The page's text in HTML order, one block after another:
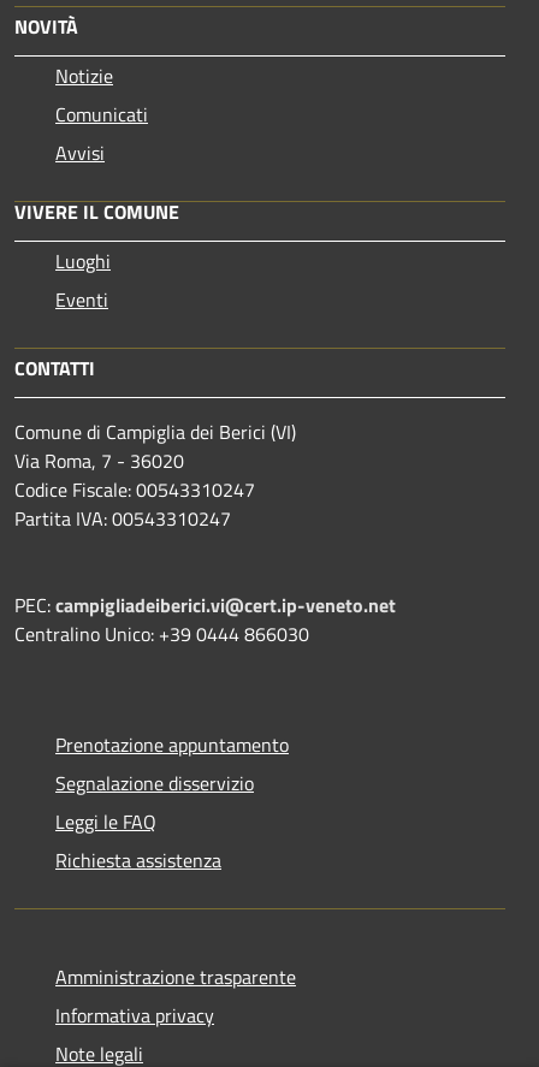
NOVITÀ
Notizie
Comunicati
Avvisi
VIVERE IL COMUNE
Luoghi
Eventi
CONTATTI
Comune di Campiglia dei Berici (VI)
Via Roma, 7 - 36020
Codice Fiscale: 00543310247
Partita IVA: 00543310247
PEC:campigliadeiberici.vi@cert.ip-veneto.net
Centralino Unico: +39 0444 866030
Prenotazione appuntamento
Segnalazione disservizio
Leggi le FAQ
Richiesta assistenza
Amministrazione trasparente
Informativa privacy
Note legali